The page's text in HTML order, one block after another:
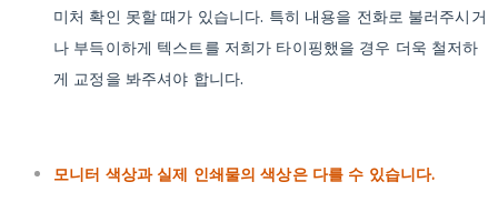
미처 확인 못할 때가 있습니다. 특히 내용을 전화로 불러주시거
나 부득이하게 텍스트를 저희가 타이핑했을 경우 더욱 철저하
게 교정을 봐주셔야 합니다.
모니터 색상과 실제 인쇄물의 색상은 다를 수 있습니다.